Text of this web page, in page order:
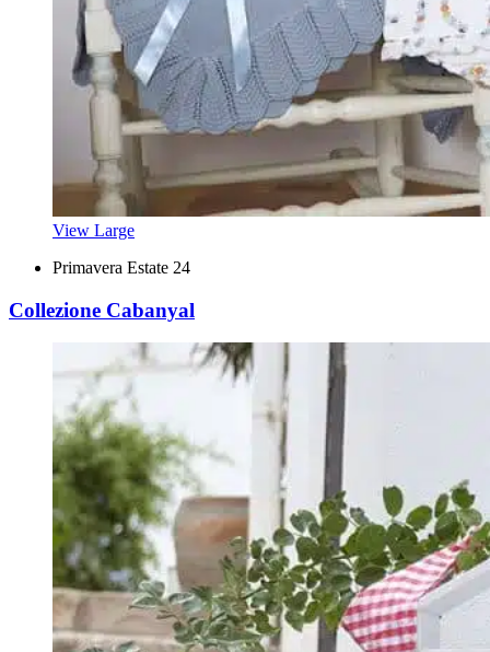
View Large
Primavera Estate 24
Collezione Cabanyal